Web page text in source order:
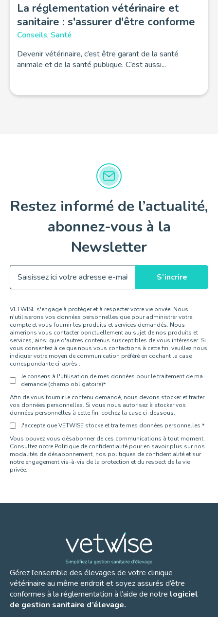
Conseils, Santé
La réglementation vétérinaire et
sanitaire : s'assurer d'être conforme
Devenir vétérinaire, c’est être garant de la santé
animale et de la santé publique. C’est aussi...
Restez informé de l’actualité,
abonnez-vous à la
Newsletter
VETWISE s'engage à protéger et à respecter votre vie privée. Nous
n'utiliserons vos données personnelles que pour administrer votre
compte et vous fournir les produits et services demandés. Nous
aimerions vous contacter ponctuellement au sujet de nos produits et
services, ainsi que d'autres contenus susceptibles de vous intéresser. Si
vous consentez à ce que nous vous contactions à cette fin, veuillez nous
indiquer votre moyen de communication préféré en cochant la case
correspondante ci-après :
Je consens à l'utilisation de mes données pour le traitement de ma
demande (champ obligatoire)*
Afin de vous fournir le contenu demandé, nous devons stocker et traiter
vos données personnelles. Si vous nous autorisez à stocker vos
données personnelles à cette fin, cochez la case ci-dessous.
J'accepte que VETWISE stocke et traite mes données personnelles.*
Vous pouvez vous désabonner de ces communications à tout moment.
Consultez notre Politique de confidentialité pour en savoir plus sur nos
modalités de désabonnement, nos politiques de confidentialité et sur
notre engagement vis-à-vis de la protection et du respect de la vie
privée.
Gérez l’ensemble des élevages de votre clinique
vétérinaire au même endroit et soyez assurés d’être
conformes à la réglementation à l’aide de notre logiciel
de gestion sanitaire d’élevage.